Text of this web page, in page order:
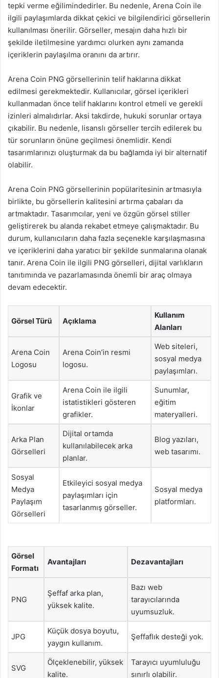
tepki verme eğilimindedirler. Bu nedenle, Arena Coin ile
ilgili paylaşımlarda dikkat çekici ve bilgilendirici görsellerin
kullanılması önerilir. Görseller, mesajın daha hızlı bir
şekilde iletilmesine yardımcı olurken aynı zamanda
içeriklerin paylaşılma oranını da artırır.
Arena Coin PNG görsellerinin telif haklarına dikkat
edilmesi gerekmektedir. Kullanıcılar, görsel içerikleri
kullanmadan önce telif haklarını kontrol etmeli ve gerekli
izinleri almalıdırlar. Aksi takdirde, hukuki sorunlar ortaya
çıkabilir. Bu nedenle, lisanslı görseller tercih edilerek bu
tür sorunların önüne geçilmesi önemlidir. Kendi
tasarımlarınızı oluşturmak da bu bağlamda iyi bir alternatif
olabilir.
Arena Coin PNG görsellerinin popülaritesinin artmasıyla
birlikte, bu görsellerin kalitesini artırma çabaları da
artmaktadır. Tasarımcılar, yeni ve özgün görsel stiller
geliştirerek bu alanda rekabet etmeye çalışmaktadır. Bu
durum, kullanıcıların daha fazla seçenekle karşılaşmasına
ve içeriklerini daha yaratıcı bir şekilde sunmalarına olanak
tanır. Arena Coin ile ilgili PNG görselleri, dijital varlıkların
tanıtımında ve pazarlamasında önemli bir araç olmaya
devam edecektir.
Görsel Türü Açıklama
Kullanım
Alanları
Arena Coin
Logosu
Arena Coin’in resmi
logosu.
Web siteleri,
sosyal medya
paylaşımları.
Grafik ve
İkonlar
Arena Coin ile ilgili
istatistikleri gösteren
grafikler.
Sunumlar,
eğitim
materyalleri.
Arka Plan
Görselleri
Dijital ortamda
kullanılabilecek arka
planlar.
Blog yazıları,
web tasarımı.
Sosyal
Medya
Paylaşım
Görselleri
Etkileyici sosyal medya
paylaşımları için
tasarlanmış görseller.
Sosyal medya
platformları.
Görsel
Formatı
Avantajları Dezavantajları
PNG
Şeffaf arka plan,
yüksek kalite.
Bazı web
tarayıcılarında
uyumsuzluk.
JPG
Küçük dosya boyutu,
yaygın kullanım.
Şeffaflık desteği yok.
SVG
Ölçeklenebilir, yüksek
kalite.
Tarayıcı uyumluluğu
sınırlı olabilir.